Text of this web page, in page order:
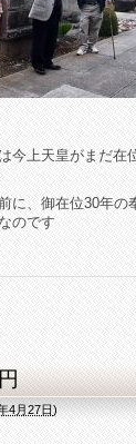
今上天皇がまだ
に、御在位30年の
のです
4月27日)